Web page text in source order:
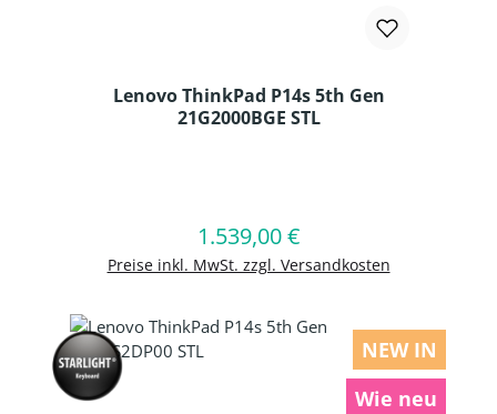
Lenovo ThinkPad P14s 5th Gen
21G2000BGE STL
Regulärer Preis:
1.539,00 €
Preise inkl. MwSt. zzgl. Versandkosten
In den Warenkorb
NEW IN
Wie neu